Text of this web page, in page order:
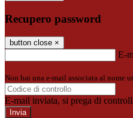
Recupero password
button close ×
E-
Non hai una e-mail associata al nome
E-mail inviata, si prega di